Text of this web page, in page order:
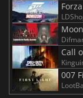
Call
007